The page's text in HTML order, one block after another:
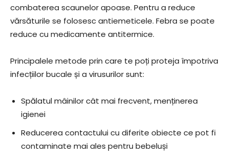
combaterea scaunelor apoase. Pentru a reduce
vărsăturile se folosesc antiemeticele. Febra se poate
reduce cu medicamente antitermice.
Principalele metode prin care te poți proteja împotriva
infecțiilor bucale și a virusurilor sunt:
Spălatul mâinilor cât mai frecvent, menținerea
igienei
Reducerea contactului cu diferite obiecte ce pot fi
contaminate mai ales pentru bebeluși